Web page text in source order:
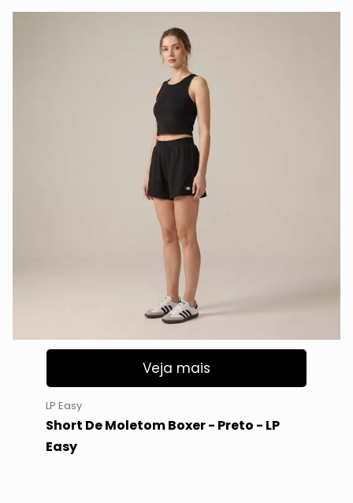
Veja mais
LP Easy
Short De Moletom Boxer - Preto - LP
Easy